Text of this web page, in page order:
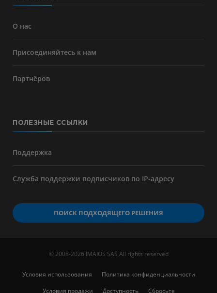
О нас
Присоединяйтесь к нам
Партнёров
ПОЛЕЗНЫЕ ССЫЛКИ
Поддержка
Служба поддержки подписчиков по IP-адресу
ПОИСК ПОДХОДЯЩЕГО РЕШЕНИЯ
© 2008-2026 IMAIOS SAS All rights reserved
Условия использования
Политика конфиденциальности
Условия продажи
Доступность Сбросьте